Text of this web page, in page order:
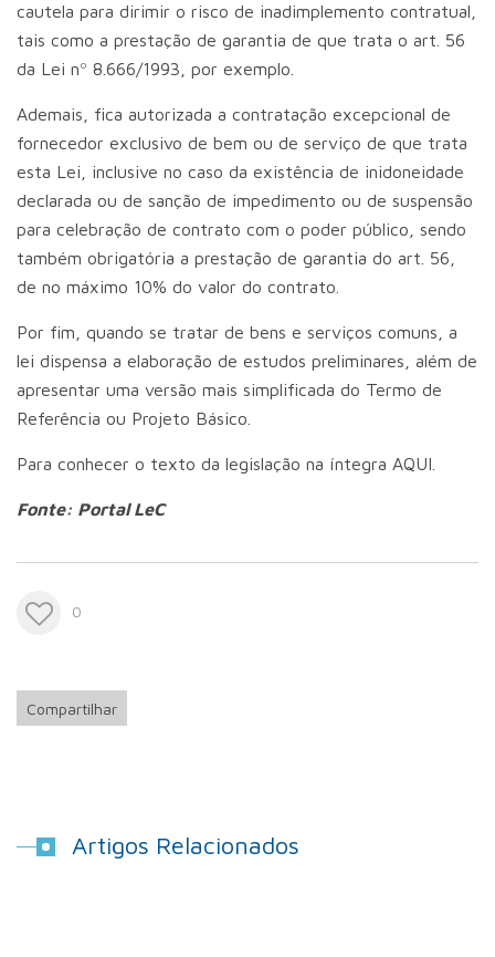
cautela para dirimir o risco de inadimplemento contratual,
tais como a prestação de garantia de que trata o art. 56
da Lei nº 8.666/1993, por exemplo.
Ademais, fica autorizada a contratação excepcional de
fornecedor exclusivo de bem ou de serviço de que trata
esta Lei, inclusive no caso da existência de inidoneidade
declarada ou de sanção de impedimento ou de suspensão
para celebração de contrato com o poder público, sendo
também obrigatória a prestação de garantia do art. 56,
de no máximo 10% do valor do contrato.
Por fim, quando se tratar de bens e serviços comuns, a
lei dispensa a elaboração de estudos preliminares, além de
apresentar uma versão mais simplificada do Termo de
Referência ou Projeto Básico.
Para conhecer o texto da legislação na íntegra AQUI
Fonte: Portal LeC
0
Compartilhar
Artigos Relacionados